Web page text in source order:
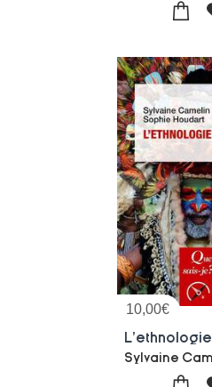
10,00€
L'ethnologie